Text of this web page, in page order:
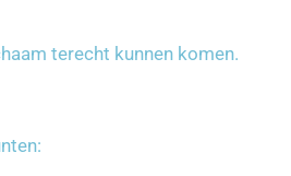
terecht kunnen komen.